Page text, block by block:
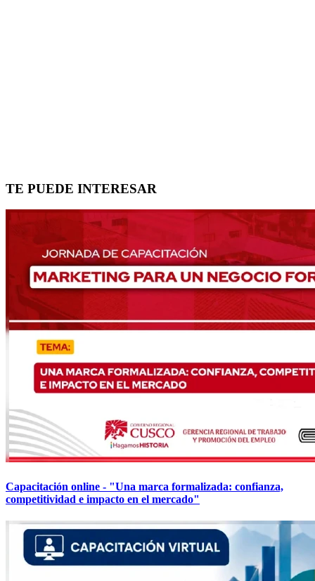
TE PUEDE INTERESAR
Capacitación online - "Una marca formalizada: confianza,
competitividad e impacto en el mercado"